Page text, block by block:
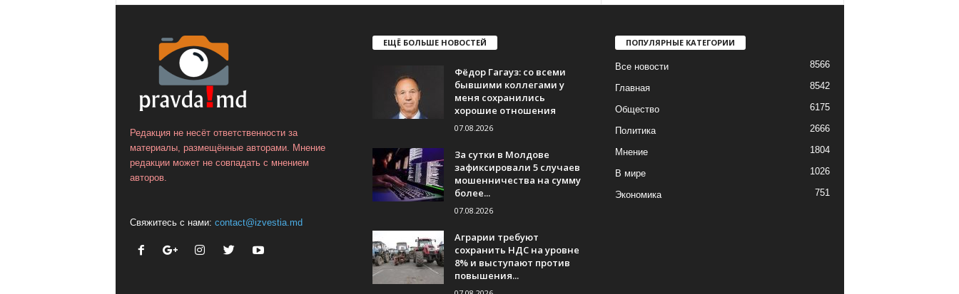
Редакция не несёт ответственности за
материалы, размещённые авторами. Мнение
редакции может не совпадать с мнением
авторов.
Свяжитесь с нами: contact@izvestia.md
ЕЩЁ БОЛЬШЕ НОВОСТЕЙ
Фёдор Гагауз: со всеми
бывшими коллегами у
меня сохранились
хорошие отношения
07.08.2026
За сутки в Молдове
зафиксировали 5 случаев
мошенничества на сумму
более...
07.08.2026
Аграрии требуют
сохранить НДС на уровне
8% и выступают против
повышения...
ПОПУЛЯРНЫЕ КАТЕГОРИИ
Все новости 8566
Главная 8542
Общество 6175
Политика 2666
Мнение 1804
В мире 1026
Экономика 751